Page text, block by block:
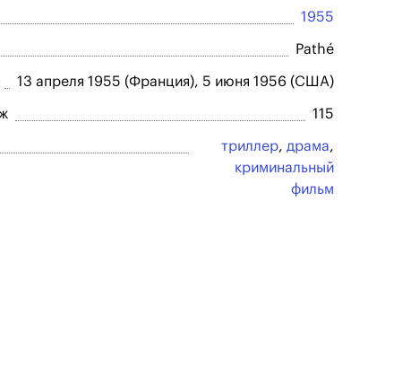
1955
Pathé
13 апреля 1955 (Франция), 5 июня 1956 (США)
115
триллер, драма,
криминальный
фильм